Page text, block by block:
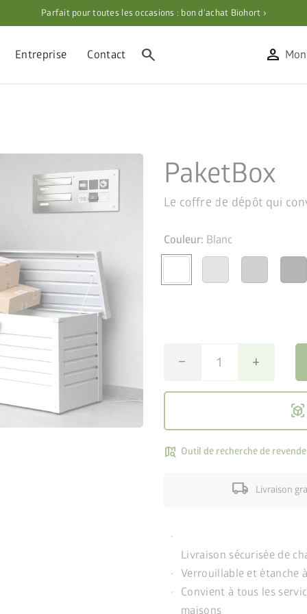
Parfait pour toutes les occasions : bon d’achat Biohort ›
Entreprise Contact search person
PaketBox
Le coffre de dépôt qui
Couleur: Blanc
remove add
view_in_ar
map_search Outil de recherche de
local_shipping Livraison
Livraison sécurisée de
Verrouillable et étanche
Convient à tous les
maisons